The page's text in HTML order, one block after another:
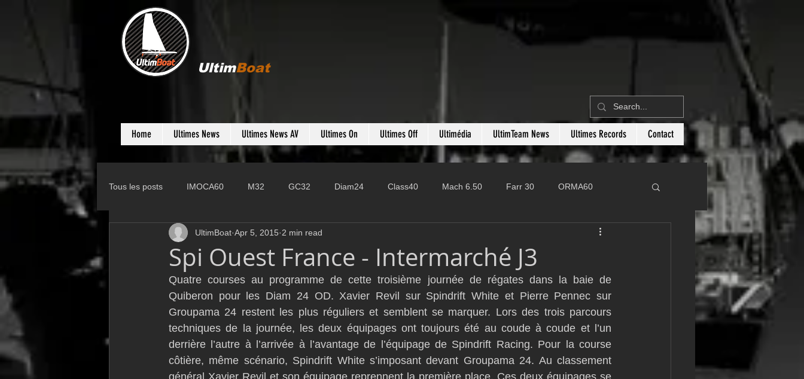
UltimBoat
Home Ultimes News Ultimes News AV Ultimes On Ultimes Off Ultimédia UltimTeam News Ultimes Records Contact
Tous les posts IMOCA60 M32 GC32 Diam24 Class40 Mach 6.50 Farr 30 ORMA60
D35 Farr 280 Fast 40
Class Rhum JMD54 Botin 52 Classe 50 Figaro 3 Flying Phantom L&#39;Hydroptère
TF35 Business AC75 Open 7.50
Spi Ouest France - Intermarché J3
UltimBoat Apr 5, 2015 2 min read
Quatre courses au programme de cette troisième journée de régates dans la baie de
Quiberon pour les Diam 24 OD. Xavier Revil sur Spindrift White et Pierre Pennec sur
Groupama 24 restent les plus réguliers et semblent se marquer. Lors des trois parcours
techniques de la journée, les deux équipages ont toujours été au coude à coude et l’un
derrière l’autre à l’arrivée à l’avantage de l’équipage de Spindrift Racing. Pour la course
côtière, même scénario, Spindrift White s’imposant devant Groupama 24. Au classement
général Xavier Revil et son équipage reprennent la première place. Ces deux équipages se